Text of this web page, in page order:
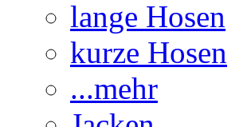
lange Hosen
kurze Hosen
...mehr